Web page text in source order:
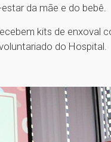
da mãe e do bebê.
kits de enxoval
do Hospital.